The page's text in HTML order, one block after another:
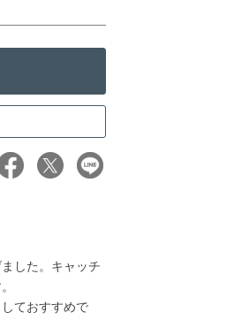
した。キャッチ
ておすすめで